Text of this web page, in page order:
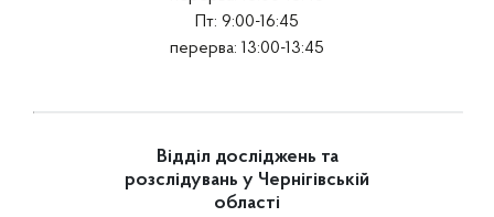
Пт: 9:00-16:45
перерва: 13:00-13:45
Відділ досліджень та
розслідувань у Чернігівській
області